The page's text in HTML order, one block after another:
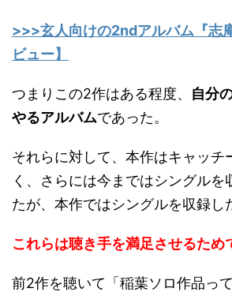
>>>玄人向けの2ndアルバム『志
ビュー】
つまりこの2作はある程度、 自分
やるアルバムであった。
それらに対して、本作はキャッチ
く、さらには今まではシングルを
たが、本作ではシングルを収録し
これらは聴き手を満足させるため
前2作を聴いて「稲葉ソロ作品っ